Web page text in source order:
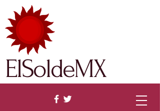
ElSoldeMX